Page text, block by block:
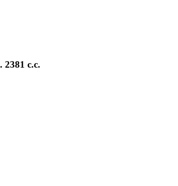
2381 c.c.